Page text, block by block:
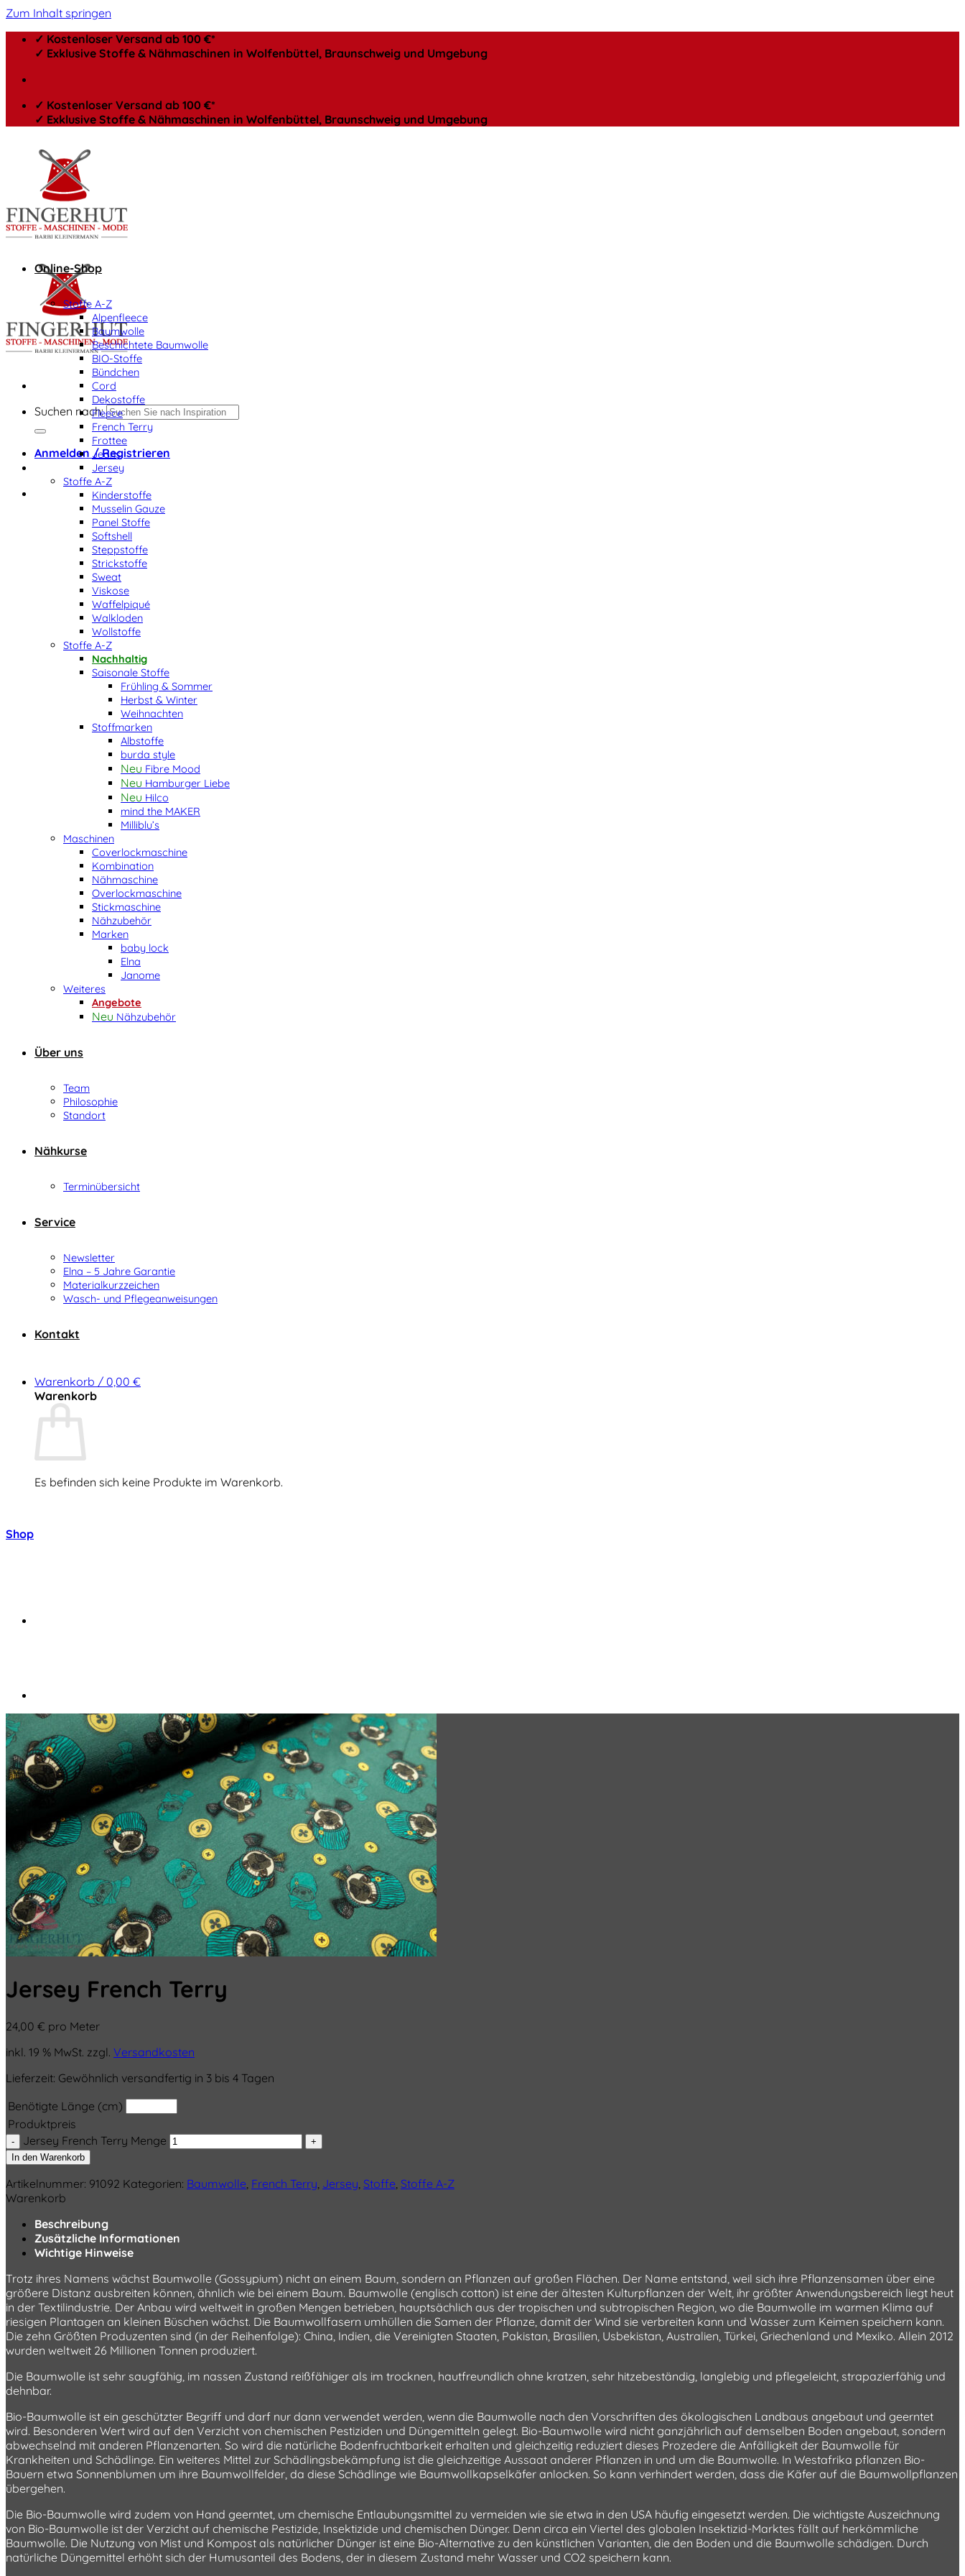
Zum Inhalt springen
✓ Kostenloser Versand ab 100 €*
✓ Exklusive Stoffe & Nähmaschinen in Wolfenbüttel, Braunschweig und Umgebung
✓ Kostenloser Versand ab 100 €*
✓ Exklusive Stoffe & Nähmaschinen in Wolfenbüttel, Braunschweig und Umgebung
Suchen nach:
Anmelden / Registrieren
Online-Shop
Stoffe A-Z
Alpenfleece
Baumwolle
Beschichtete Baumwolle
BIO-Stoffe
Bündchen
Cord
Dekostoffe
Fleece
French Terry
Frottee
Jeans
Jersey
Stoffe A-Z
Kinderstoffe
Musselin Gauze
Panel Stoffe
Softshell
Steppstoffe
Strickstoffe
Sweat
Viskose
Waffelpiqué
Walkloden
Wollstoffe
Stoffe A-Z
Nachhaltig
Saisonale Stoffe
Frühling & Sommer
Herbst & Winter
Weihnachten
Stoffmarken
Albstoffe
burda style
Fibre Mood
Hamburger Liebe
Hilco
mind the MAKER
Milliblu’s
Maschinen
Coverlockmaschine
Kombination
Nähmaschine
Overlockmaschine
Stickmaschine
Nähzubehör
Marken
baby lock
Elna
Janome
Weiteres
Angebote
Nähzubehör
Über uns
Team
Philosophie
Standort
Nähkurse
Terminübersicht
Service
Newsletter
Elna – 5 Jahre Garantie
Materialkurzzeichen
Wasch- und Pflegeanweisungen
Kontakt
Warenkorb / 0,00 €
Warenkorb
Es befinden sich keine Produkte im Warenkorb.
Shop
Jersey French Terry
24,00 € pro Meter
inkl. 19 % MwSt. zzgl. Versandkosten
Lieferzeit: Gewöhnlich versandfertig in 3 bis 4 Tagen
Benötigte Länge (cm)
Produktpreis
Jersey French Terry Menge
In den Warenkorb
Artikelnummer: 91092 Kategorien: Baumwolle French Terry Jersey Stoffe Stoffe A-Z
Warenkorb
Beschreibung
Zusätzliche Informationen
Wichtige Hinweise
Trotz ihres Namens wächst Baumwolle (Gossypium) nicht an einem Baum, sondern an Pflanzen auf großen Flächen. Der Name entstand, weil sich ihre Pflanzensamen über eine
größere Distanz ausbreiten können, ähnlich wie bei einem Baum. Baumwolle (englisch cotton) ist eine der ältesten Kulturpflanzen der Welt, ihr größter Anwendungsbereich liegt heut
in der Textilindustrie. Der Anbau wird weltweit in großen Mengen betrieben, hauptsächlich aus der tropischen und subtropischen Region, wo die Baumwolle im warmen Klima auf
riesigen Plantagen an kleinen Büschen wächst. Die Baumwollfasern umhüllen die Samen der Pflanze, damit der Wind sie verbreiten kann und Wasser zum Keimen speichern kann.
Die zehn Größten Produzenten sind (in der Reihenfolge): China, Indien, die Vereinigten Staaten, Pakistan, Brasilien, Usbekistan, Australien, Türkei, Griechenland und Mexiko. Allein 2012
wurden weltweit 26 Millionen Tonnen produziert.
Die Baumwolle ist sehr saugfähig, im nassen Zustand reißfähiger als im trocknen, hautfreundlich ohne kratzen, sehr hitzebeständig, langlebig und pflegeleicht, strapazierfähig und
dehnbar.
Bio-Baumwolle ist ein geschützter Begriff und darf nur dann verwendet werden, wenn die Baumwolle nach den Vorschriften des ökologischen Landbaus angebaut und geerntet
wird. Besonderen Wert wird auf den Verzicht von chemischen Pestiziden und Düngemitteln gelegt. Bio-Baumwolle wird nicht ganzjährlich auf demselben Boden angebaut, sondern
abwechselnd mit anderen Pflanzenarten. So wird die natürliche Bodenfruchtbarkeit erhalten und gleichzeitig reduziert dieses Prozedere die Anfälligkeit der Baumwolle für
Krankheiten und Schädlinge. Ein weiteres Mittel zur Schädlingsbekämpfung ist die gleichzeitige Aussaat anderer Pflanzen in und um die Baumwolle. In Westafrika pflanzen Bio-
Bauern etwa Sonnenblumen um ihre Baumwollfelder, da diese Schädlinge wie Baumwollkapselkäfer anlocken. So kann verhindert werden, dass die Käfer auf die Baumwollpflanzen
übergehen.
Die Bio-Baumwolle wird zudem von Hand geerntet, um chemische Entlaubungsmittel zu vermeiden wie sie etwa in den USA häufig eingesetzt werden. Die wichtigste Auszeichnung
von Bio-Baumwolle ist der Verzicht auf chemische Pestizide, Insektizide und chemischen Dünger. Denn circa ein Viertel des globalen Insektizid-Marktes fällt auf herkömmliche
Baumwolle. Die Nutzung von Mist und Kompost als natürlicher Dünger ist eine Bio-Alternative zu den künstlichen Varianten, die den Boden und die Baumwolle schädigen. Durch
natürliche Düngemittel erhöht sich der Humusanteil des Bodens, der in diesem Zustand mehr Wasser und CO2 speichern kann.